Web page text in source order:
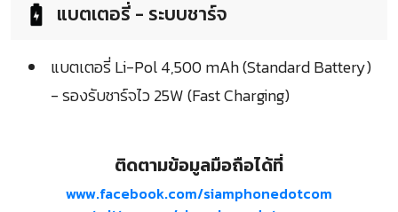
แบตเตอรี่ - ระบบชาร์จ
แบตเตอรี่ Li-Pol 4,500 mAh (Standard Battery)
- รองรับชาร์จไว 25W (Fast Charging)
ติดตามข้อมูลมือถือได้ที่
www.facebook.com/siamphonedotcom